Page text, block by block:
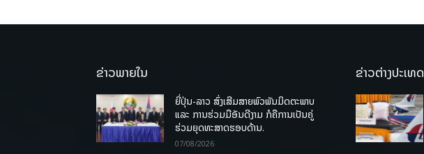
ຂ່າວພາຍໃນ
ຍີ່ປຸ່ນ-ລາວ ສົ່ງເສີມສາຍພົວພັນມິດຕະພາບ
ແລະ ການຮ່ວມມືອັນດີງາມ ກໍຄືການເປັນຄູ່
ຮ່ວມຍຸດທະສາດຮອບດ້ານ.
07/08/2026
ຂ່າວຕ່າງປະເທດ